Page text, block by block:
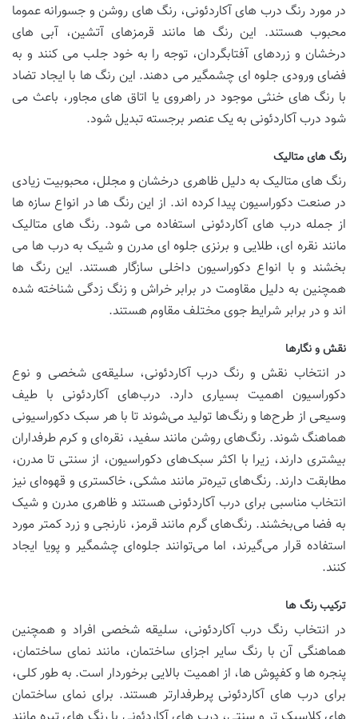
در مورد رنگ درب های آکاردئونی، رنگ های روشن و جسورانه عموما
محبوب هستند. این رنگ ها مانند قرمزهای آتشین، آبی های
درخشان و زردهای آفتابگردان، توجه را به خود جلب می کنند و به
فضای ورودی جلوه ای چشمگیر می دهند. این رنگ ها با ایجاد تضاد
با رنگ های خنثی موجود در راهروی یا اتاق های مجاور، باعث می
شود درب آکاردئونی به یک عنصر برجسته تبدیل شود.
رنگ های متالیک
رنگ های متالیک به دلیل ظاهری درخشان و مجلل، محبوبیت زیادی
در صنعت دکوراسیون پیدا کرده اند. از این رنگ ها در انواع سازه ها
از جمله درب های آکاردئونی استفاده می شود. رنگ های متالیک
مانند نقره ای، طلایی و برنزی جلوه ای مدرن و شیک به درب ها می
بخشند و با انواع دکوراسیون داخلی سازگار هستند. این رنگ ها
همچنین به دلیل مقاومت در برابر خراش و زنگ زدگی شناخته شده
اند و در برابر شرایط جوی مختلف مقاوم هستند.
نقش و نگارها
در انتخاب نقش و رنگ درب آکاردئونی، سلیقه‌ی شخصی و نوع
دکوراسیون اهمیت بسیاری دارد. درب‌های آکاردئونی با طیف
وسیعی از طرح‌ها و رنگ‌ها تولید می‌شوند تا با هر سبک دکوراسیونی
هماهنگ شوند. رنگ‌های روشن مانند سفید، نقره‌ای و کرم طرفداران
بیشتری دارند، زیرا با اکثر سبک‌های دکوراسیون، از سنتی تا مدرن،
مطابقت دارند. رنگ‌های تیره‌تر مانند مشکی، خاکستری و قهوه‌ای نیز
انتخاب مناسبی برای درب آکاردئونی هستند و ظاهری مدرن و شیک
به فضا می‌بخشند. رنگ‌های گرم مانند قرمز، نارنجی و زرد کمتر مورد
استفاده قرار می‌گیرند، اما می‌توانند جلوه‌ای چشمگیر و پویا ایجاد
کنند.
ترکیب رنگ ها
در انتخاب رنگ درب آکاردئونی، سلیقه شخصی افراد و همچنین
هماهنگی آن با رنگ سایر اجزای ساختمان، مانند نمای ساختمان،
پنجره ها و کفپوش ها، از اهمیت بالایی برخوردار است. به طور کلی،
برای درب های آکاردئونی پرطرفدارتر هستند. برای نمای ساختمان